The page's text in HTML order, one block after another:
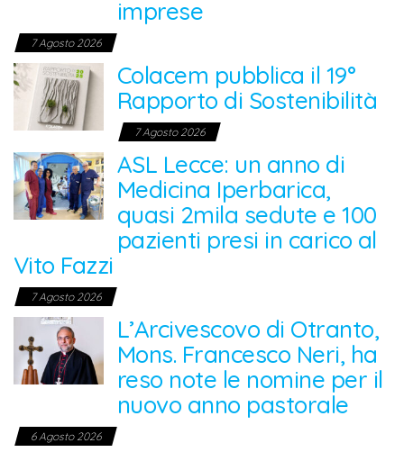
imprese
7 Agosto 2026
Colacem pubblica il 19°
Rapporto di Sostenibilità
7 Agosto 2026
ASL Lecce: un anno di
Medicina Iperbarica,
quasi 2mila sedute e 100
pazienti presi in carico al
Vito Fazzi
7 Agosto 2026
L’Arcivescovo di Otranto,
Mons. Francesco Neri, ha
reso note le nomine per il
nuovo anno pastorale
6 Agosto 2026